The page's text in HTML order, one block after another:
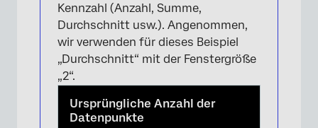
Kennzahl (Anzahl, Summe,
Durchschnitt usw.). Angenommen,
wir verwenden für dieses Beispiel
„Durchschnitt“ mit der Fenstergröße
„2“.
Ursprüngliche Anzahl der
Datenpunkte